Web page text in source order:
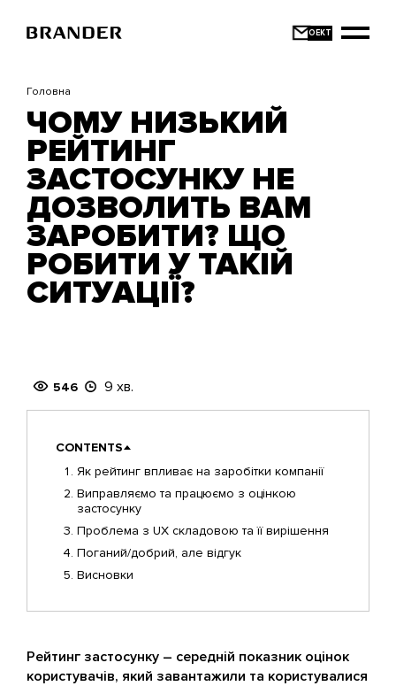
основного
Головна
ЧОМУ НИЗЬКИЙ
РЕЙТИНГ
ЗАСТОСУНКУ НЕ
ДОЗВОЛИТЬ ВАМ
ЗАРОБИТИ? ЩО
РОБИТИ У ТАКІЙ
СИТУАЦІЇ?
546 9 хв.
CONTENTS
Як рейтинг впливає на заробітки компанії
Виправляємо та працюємо з оцінкою
застосунку
Проблема з UX складовою та її вирішення
Поганий/добрий, але відгук
Висновки
Рейтинг застосунку – середній показник оцінок
користувачів, який завантажили та користувалися